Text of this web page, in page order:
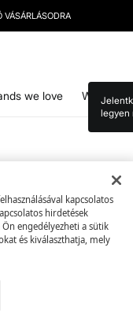
we love WS World
kapcsolatos
hirdetések
engedélyezheti a sütik
és kiválaszthatja, mely